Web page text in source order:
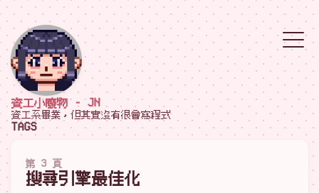
資工小廢物 - JN
資工系畢業，但其實沒有很會寫程式
TAGS
第 3 頁
搜尋引擎最佳化